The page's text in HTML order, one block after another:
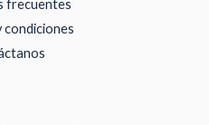
frecuentes
condiciones